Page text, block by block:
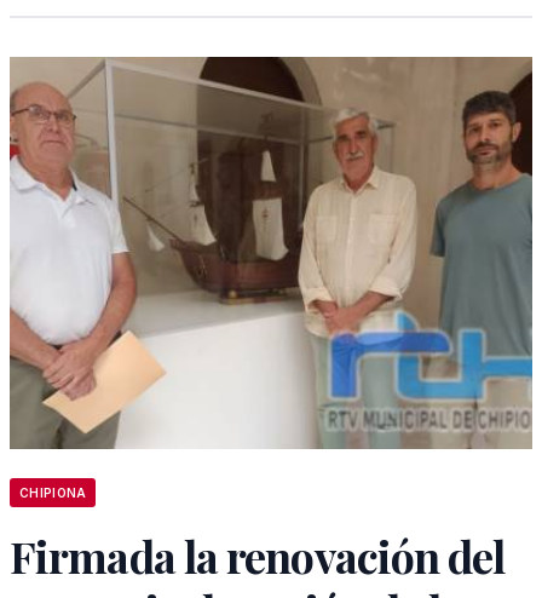
CHIPIONA
Firmada la renovación del